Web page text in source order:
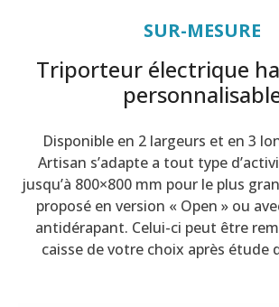
SUR-MESURE
Triporteur électrique
Disponible en 2 largeurs et en 3
Artisan s’adapte a tout type
jusqu’à 800×800 mm pour le plus
proposé en version « Open » ou
antidérapant. Celui-ci peut être
caisse de votre choix après étude